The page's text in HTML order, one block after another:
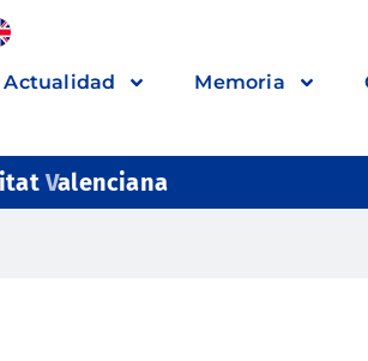
Actualidad Memoria
Valenciana